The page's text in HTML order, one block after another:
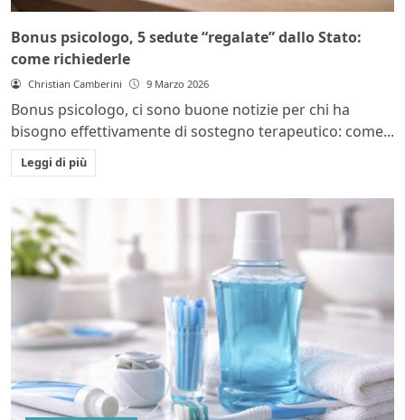
Bonus psicologo, 5 sedute “regalate” dallo Stato:
come richiederle
Christian Camberini 9 Marzo 2026
Bonus psicologo, ci sono buone notizie per chi ha
bisogno effettivamente di sostegno terapeutico: come...
Leggi di più